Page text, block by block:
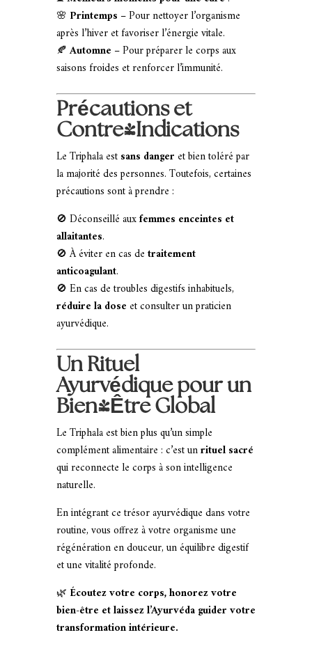
🌸 Printemps – Pour nettoyer l’organisme
après l’hiver et favoriser l’énergie vitale.
🍂Automne – Pour préparer le corps aux
saisons froides et renforcer l’immunité.
Précautions et
Contre-Indications
Le Triphala estsans danger et bien toléré par
la majorité des personnes. Toutefois, certaines
précautions sont à prendre :
🚫 Déconseillé auxfemmes enceintes et
allaitantes.
🚫 À éviter en cas detraitement
anticoagulant.
🚫 En cas de troubles digestifs inhabituels,
réduire la dose et consulter un praticien
ayurvédique.
Un Rituel
Ayurvédique pour un
Bien-Être Global
Le Triphala est bien plus qu’un simple
complément alimentaire : c’est unrituel sacré
qui reconnecte le corps à son intelligence
naturelle.
En intégrant ce trésor ayurvédique dans votre
routine, vous offrez à votre organisme une
régénération en douceur, un équilibre digestif
et une vitalité profonde.
🌿 Écoutez votre corps, honorez votre
bien-être et laissez l’Ayurvéda guider votre
transformation intérieure.